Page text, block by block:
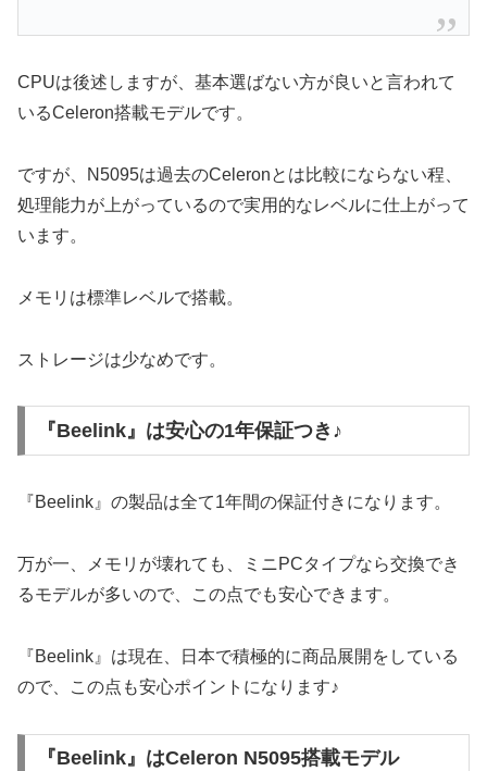
CPUは後述しますが、基本選ばない方が良いと言われて
いるCeleron搭載モデルです。
ですが、N5095は過去のCeleronとは比較にならない程、
処理能力が上がっているので実用的なレベルに仕上がって
います。
メモリは標準レベルで搭載。
ストレージは少なめです。
『Beelink』は安心の1年保証つき♪
『Beelink』の製品は全て1年間の保証付きになります。
万が一、メモリが壊れても、ミニPCタイプなら交換でき
るモデルが多いので、この点でも安心できます。
『Beelink』は現在、日本で積極的に商品展開をしている
ので、この点も安心ポイントになります♪
『Beelink』はCeleron N5095搭載モデル